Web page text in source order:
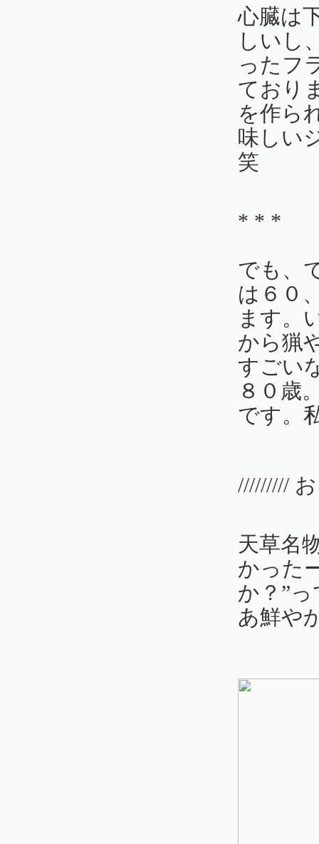
心臓は
しいし
ったフ
ており
を作ら
味しい
笑
* * *
でも、
は６０
ます。
から猟
すごい
８０歳
です。
/////////
天草名
かった
か？”
あ鮮や